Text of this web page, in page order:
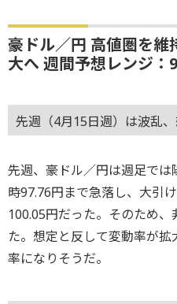
豪ドル／円 高値圏を維
大へ 週間予想レンジ：
先週（4月15日週）は波乱
先週、豪ドル／円は週足で
時97.76円まで急落し、大引
100.05円だった。そのため
た。想定と反して変動率が
率になりそうだ。